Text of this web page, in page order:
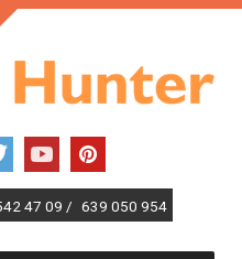
47 09 / 639 050 954